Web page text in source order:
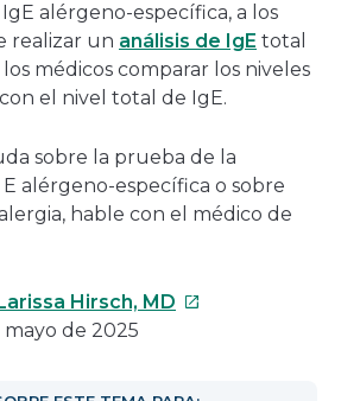
alérgeno-específica, a los
realizar un análisis de IgE total
médicos comparar los niveles
el nivel total de IgE.
sobre la prueba de la
alérgeno-específica o sobre
hable con el médico de
Larissa Hirsch, MD Este
mayo de 2025